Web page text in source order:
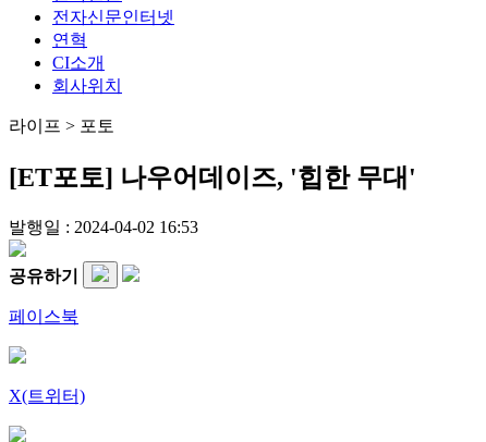
전자신문인터넷
연혁
CI소개
회사위치
라이프 > 포토
[ET포토] 나우어데이즈, '힙한 무대'
발행일 : 2024-04-02 16:53
공유하기
페이스북
X(트위터)